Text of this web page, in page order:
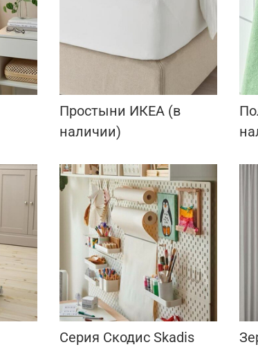
Простыни ИКЕА (в
наличии)
Серия Скодис Skadis